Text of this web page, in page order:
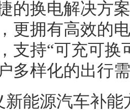
的换电解决方
更拥有高效的
支持“可充可换
多样化的出行